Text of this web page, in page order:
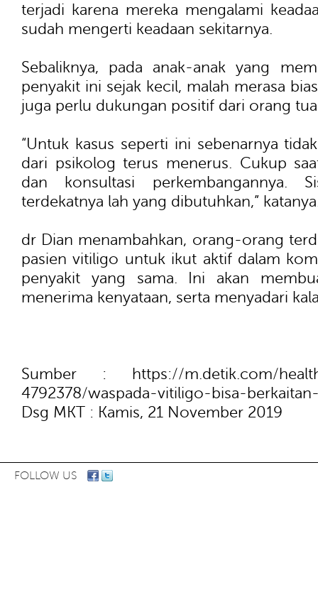
terjadi karena mereka mengalami
sudah mengerti keadaan sekitarnya.
Sebaliknya, pada anak-anak yang
penyakit ini sejak kecil, malah merasa
juga perlu dukungan positif dari orang
“Untuk kasus seperti ini sebenarnya
dari psikolog terus menerus. Cukup
dan konsultasi perkembangannya.
terdekatnya lah yang dibutuhkan,”
dr Dian menambahkan, orang-orang
pasien vitiligo untuk ikut aktif dalam
penyakit yang sama. Ini akan
menerima kenyataan, serta menyadari
Sumber : https://m.detik.com/
4792378/waspada-vitiligo-bisa-
Dsg MKT : Kamis, 21 November 2019
FOLLOW US